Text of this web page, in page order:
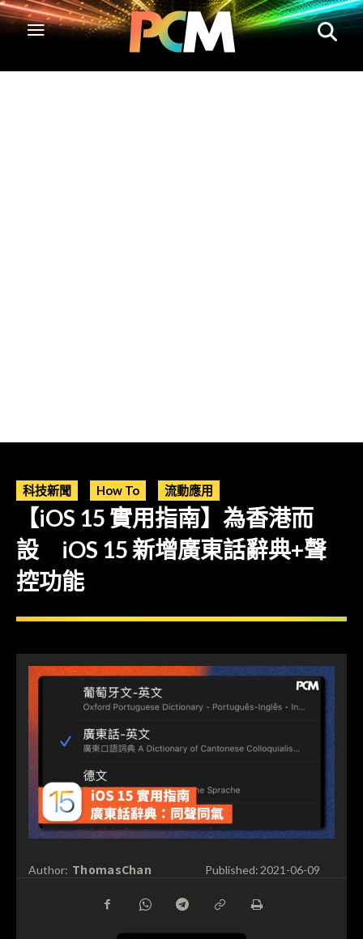
科技新聞 How To 流動應用
【iOS 15 實用指南】為香港而
設 iOS 15 新增廣東話辭典+聲
控功能
Author: ThomasChan Published: 2021-06-09